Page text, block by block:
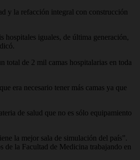
y la refacción integral con construcción
hospitales iguales, de última generación,
total de 2 mil camas hospitalarias en toda
era necesario tener más camas ya que
de salud que no es sólo equipamiento
la mejor sala de simulación del país”.
de la Facultad de Medicina trabajando en